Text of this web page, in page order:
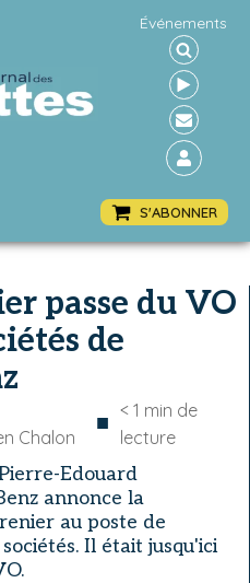
Événements
S'ABONNER
passe du VO
de
Chalon
■ < 1 min de
lecture
Edouard
annonce la
au poste de
Il était jusqu'ici